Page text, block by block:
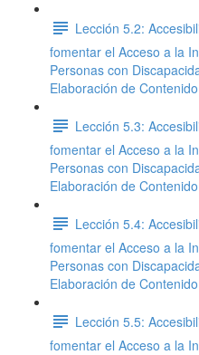
Lección 5.2:
fomentar el Acceso a la
Personas con
Elaboración de
Lección 5.3:
fomentar el Acceso a la
Personas con
Elaboración de
Lección 5.4:
fomentar el Acceso a la
Personas con
Elaboración de
Lección 5.5:
fomentar el Acceso a la